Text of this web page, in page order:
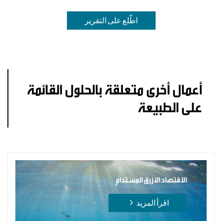
اطّلع على التقرير
أعمال أخرى متعلقة بالحلول القائمة
على الطبيعة
الاقتصاد الأزرق المستدام
اقرأ المزيد